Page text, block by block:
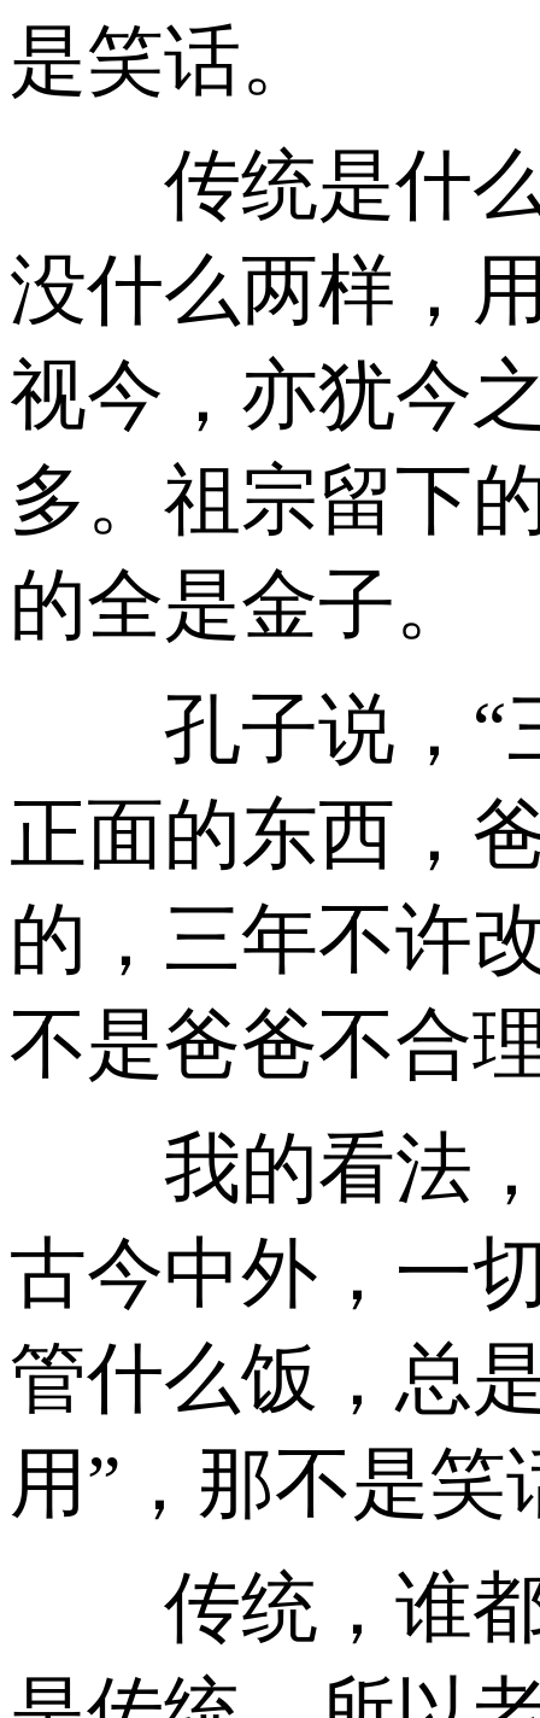
是笑话。
传统是什么
没什么两样，
视今，亦犹今
多。祖宗留下
的全是金子。
孔子说，“三
正面的东西，
的，三年不许
不是爸爸不合
我的看法，
古今中外，一
管什么饭，总
用”，那不是笑
传统，谁都